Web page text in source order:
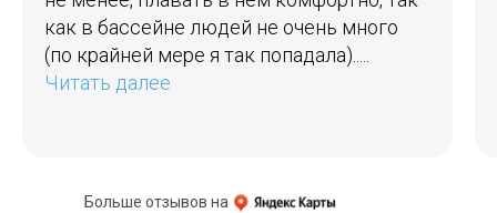
как в бассейне людей не очень много
(по крайней мере я так попадала).....
Читать далее
Больше отзывов на